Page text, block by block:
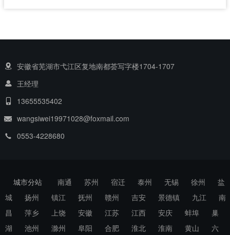
安徽省芜湖市弋江区复地南都荟写字楼1704-1707
王经理
13655535402
wangsiwei19971028@foxmail.com
0553-4228680
城市分站 南通 苏州 宿迁 泰州 无锡 徐州
盐
城
扬州 镇江 抚州 赣州 吉安 景德镇 九江
南
昌
萍乡 上饶 安徽 江苏 江西 安庆 蚌埠
巢
湖
池州 滁州 阜阳 合肥 淮北 淮南 黄山
六